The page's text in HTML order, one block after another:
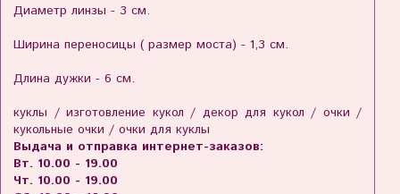
Диаметр линзы - 3 см.
Ширина переносицы ( размер моста) - 1,3 см.
Длина дужки - 6 см.
куклы / изготовление кукол / декор для кукол / очки /
кукольные очки / очки для куклы
Выдача и отправка интернет-заказов:
Вт. 10.00 - 19.00
Чт. 10.00 - 19.00